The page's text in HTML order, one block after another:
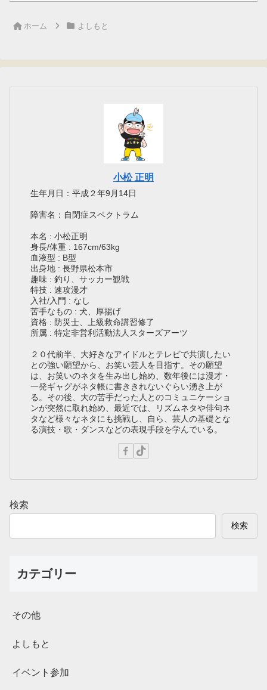
ホーム よしもと
小松 正明
生年月日：平成２年9月14日
障害名：自閉症スペクトラム
本名 : 小松正明
身長/体重 : 167cm/63kg
血液型 : B型
出身地 : 長野県松本市
趣味 : 釣り、サッカー観戦
特技 : 速攻漫才
入社/入門 : なし
苦手なもの : 犬、厚揚げ
資格 : 防災士、上級救命講習修了
所属 : 特定非営利活動法人スターズアーツ
２０代前半、大好きなアイドルとテレビで共演したい
との強い願望から、お笑い芸人を目指す。その願望
は、お笑いのネタを生み出し始め、数年後には漫才・
一発ギャグがネタ帳に書ききれないぐらい湧き上が
る。その後、大の苦手だった人とのコミュニケーショ
ンが突然に取れ始め、最近では、リズムネタや俳句ネ
タなど様々なネタにも挑戦し、自ら、芸人の基礎とな
る演技・歌・ダンスなどの表現手段を学んでいる。
検索
検索
カテゴリー
その他
よしもと
イベント参加